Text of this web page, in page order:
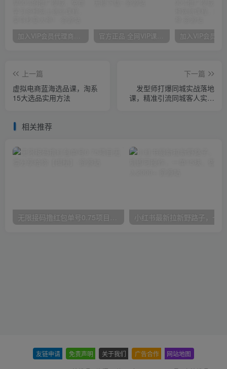
加入VIP会员代理商，享90%的推广提成，免费学习多种网上创业课程，菜鸟秒变大神！ 官方正品 全网VIP课程 无损下载~
上一篇
虚拟电商蓝海选品课，淘系
15大选品实用方法
下一篇
发型师打爆同城实战落地
课，精准引流同城客人实现
相关推荐
友链申请 免责声明 关于我们 广告合作 网站地图